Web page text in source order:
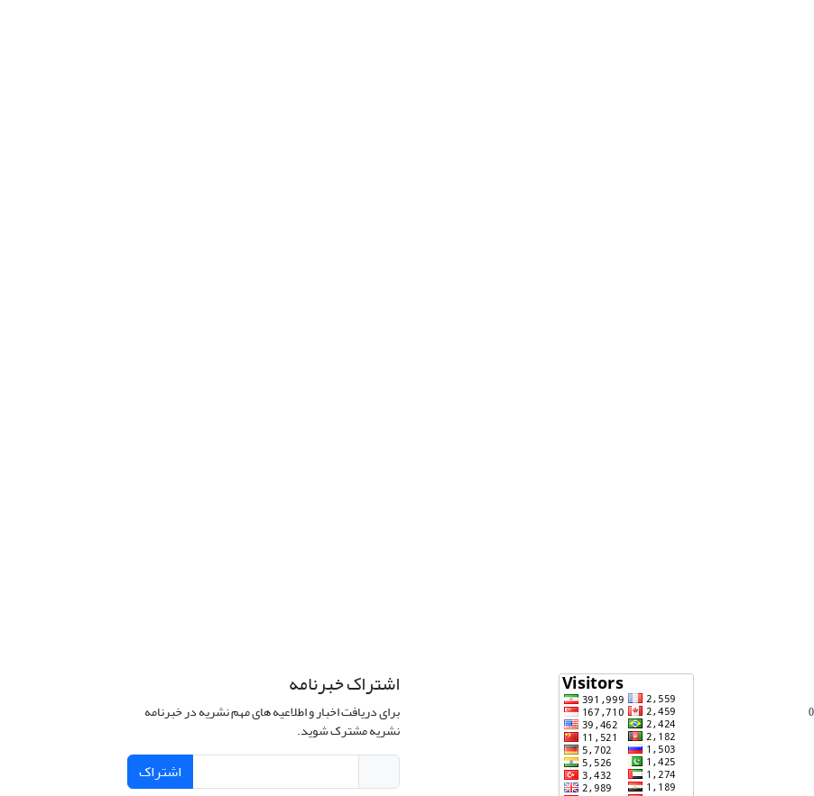
اشتراک خبرنامه
برای دریافت اخبار و اطلاعیه های مهم نشریه در خبرنامه
نشریه مشترک شوید.
اشتراک